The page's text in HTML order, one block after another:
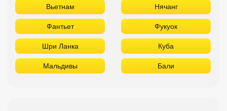
Вьетнам Нячанг
Фантьет Фукуок
Шри Ланка Куба
Мальдивы Бали